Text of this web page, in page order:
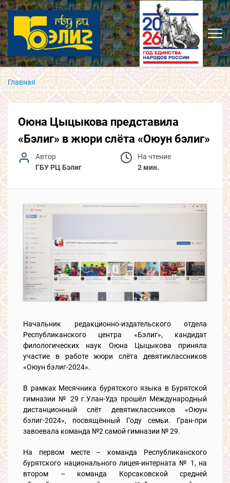
Главная
Оюна Цыцыкова представила
«Бэлиг» в жюри слёта «Оюун бэлиг»
Автор
ГБУ РЦ Бэлиг
На чтение
2 мин.
Начальник редакционно-издательского отдела
Республиканского центра «Бэлиг», кандидат
филологических наук Оюна Цыцыкова приняла
участие в работе жюри слёта девятиклассников
«Оюун бэлиг-2024».
В рамках Месячника бурятского языка в Бурятской
гимназии № 29 г.Улан-Удэ прошёл Международный
дистанционный слёт девятиклассников «Оюун
бэлиг-2024», посвящённый Году семьи. Гран-при
завоевала команда №2 самой гимназии № 29.
На первом месте – команда Республиканского
бурятского национального лицея-интерната № 1, на
втором – команда Корсаковской средней